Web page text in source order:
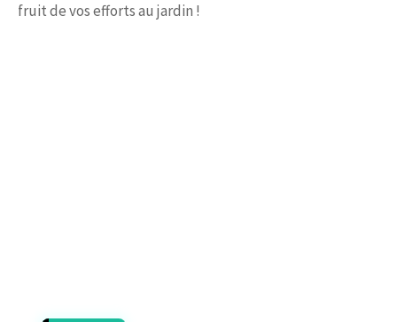
fruit de vos efforts au jardin !